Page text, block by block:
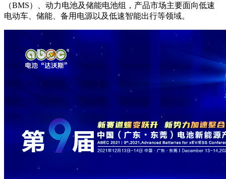
（BMS）、动力电池及储能电池组，产品市场主要面向低速
电动车、储能、备用电源以及低速智能出行等领域。